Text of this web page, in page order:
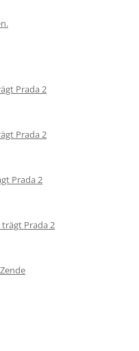
.
Prada 2
Prada 2
Prada 2
trägt Prada 2